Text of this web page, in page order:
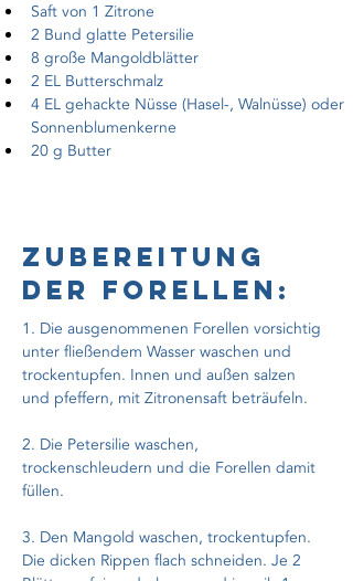
Saft von 1 Zitrone
2 Bund glatte Petersilie
8 große Mangoldblätter
2 EL Butterschmalz
4 EL gehackte Nüsse (Hasel-, Walnüsse) oder
Sonnenblumenkerne
20 g Butter
Zubereitung
der forellen:
1. Die ausgenommenen Forellen vorsichtig
unter fließendem Wasser waschen und
trockentupfen. Innen und außen salzen
und pfeffern, mit Zitronensaft beträufeln.
2. Die Petersilie waschen,
trockenschleudern und die Forellen damit
füllen.
3. Den Mangold waschen, trockentupfen.
Die dicken Rippen flach schneiden. Je 2